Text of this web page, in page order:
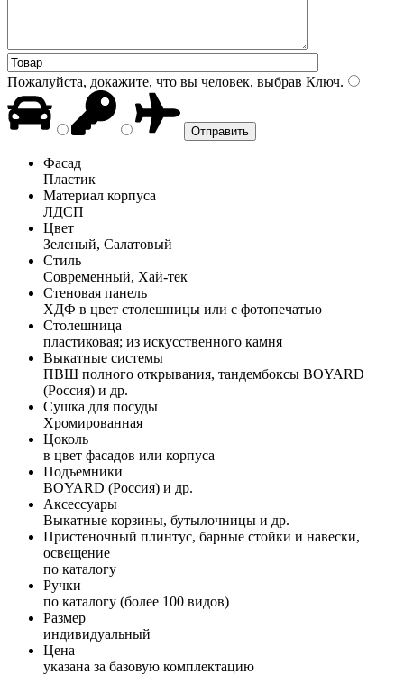
Пожалуйста, докажите, что вы человек, выбрав Ключ.
Фасад
Пластик
Материал корпуса
ЛДСП
Цвет
Зеленый, Салатовый
Стиль
Современный, Хай-тек
Стеновая панель
ХДФ в цвет столешницы или с фотопечатью
Столешница
пластиковая; из искусственного камня
Выкатные системы
ПВШ полного открывания, тандембоксы BOYARD
(Россия) и др.
Сушка для посуды
Хромированная
Цоколь
в цвет фасадов или корпуса
Подъемники
BOYARD (Россия) и др.
Аксессуары
Выкатные корзины, бутылочницы и др.
Пристеночный плинтус, барные стойки и навески,
освещение
по каталогу
Ручки
по каталогу (более 100 видов)
Размер
индивидуальный
Цена
указана за базовую комплектацию